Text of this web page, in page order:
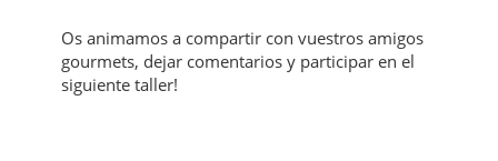
Os animamos a compartir con vuestros amigos
gourmets, dejar comentarios y participar en el
siguiente taller!